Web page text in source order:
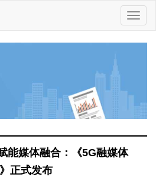
中
国
能媒体融合：《5G融媒体
正式发布